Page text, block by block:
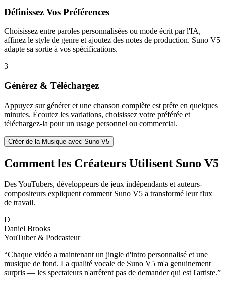
Définissez Vos Préférences
Choisissez entre paroles personnalisées ou mode écrit par l'IA,
affinez le style de genre et ajoutez des notes de production. Suno V5
adapte sa sortie à vos spécifications.
3
Générez & Téléchargez
Appuyez sur générer et une chanson complète est prête en quelques
minutes. Écoutez les variations, choisissez votre préférée et
téléchargez-la pour un usage personnel ou commercial.
Créer de la Musique avec Suno V5
Comment les Créateurs Utilisent Suno V5
Des YouTubers, développeurs de jeux indépendants et auteurs-
compositeurs expliquent comment Suno V5 a transformé leur flux
de travail.
D
Daniel Brooks
YouTuber & Podcasteur
“Chaque vidéo a maintenant un jingle d'intro personnalisé et une
musique de fond. La qualité vocale de Suno V5 m'a genuinement
surpris — les spectateurs n'arrêtent pas de demander qui est l'artiste.”